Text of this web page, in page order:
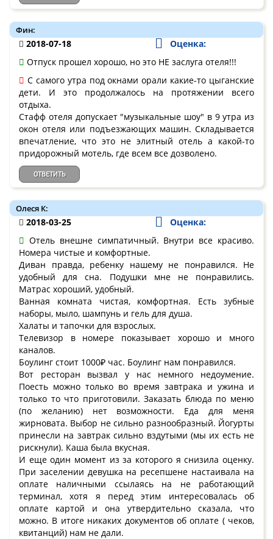
Фин:
2018-07-18
Оценка:
Отпуск прошел хорошо, но это НЕ заслуга отеля!!!
С самого утра под окнами орали какие-то цыганские
дети. И это продолжалось на протяжении всего
отдыха.
Стафф отеля допускает "музыкальные шоу" в 9 утра из
окон отеля или подъезжающих машин. Складывается
впечатление, что это не элитный отель а какой-то
придорожный мотель, где всем все дозволено.
ОТВЕТИТЬ
Олеся К:
2018-03-25
Оценка:
Отель внешне симпатичный. Внутри все красиво.
Номера чистые и комфортные.
Диван правда, ребенку нашему не понравился. Не
удобный для сна. Подушки мне не понравились.
Матрас хороший, удобный.
Ванная комната чистая, комфортная. Есть зубные
наборы, мыло, шампунь и гель для душа.
Халаты и тапочки для взрослых.
Телевизор в номере показывает хорошо и много
каналов.
Боулинг стоит 1000₽ час. Боулинг нам понравился.
Вот ресторан вызвал у нас немного недоумение.
Поесть можно только во время завтрака и ужина и
только то что приготовили. Заказать блюда по меню
(по желанию) нет возможности. Еда для меня
жирновата. Выбор не сильно разнообразный. Йогурты
принесли на завтрак сильно вздутыми (мы их есть не
рискнули). Каша была вкусная.
И еще один момент из за которого я снизила оценку.
При заселении девушка на ресепшене настаивала на
оплате наличными ссылаясь на не работающий
терминал, хотя я перед этим интересовалась об
оплате картой и она утвердительно сказала, что
можно. В итоге никаких документов об оплате ( чеков,
квитанций) нам не дали.